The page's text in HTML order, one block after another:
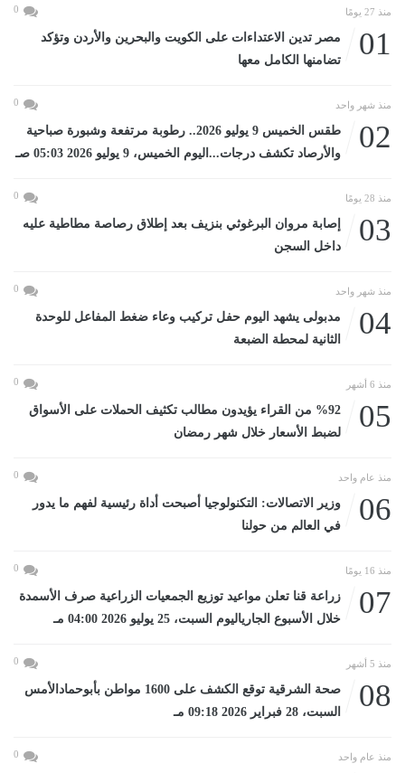
منذ 27 يومًا 0
01
مصر تدين الاعتداءات على الكويت والبحرين والأردن وتؤكد
تضامنها الكامل معها
منذ شهر واحد 0
02
طقس الخميس 9 يوليو 2026.. رطوبة مرتفعة وشبورة صباحية
والأرصاد تكشف درجات...اليوم الخميس، 9 يوليو 2026 05:03 صـ
منذ 28 يومًا 0
03
إصابة مروان البرغوثي بنزيف بعد إطلاق رصاصة مطاطية عليه
داخل السجن
منذ شهر واحد 0
04
مدبولى يشهد اليوم حفل تركيب وعاء ضغط المفاعل للوحدة
الثانية لمحطة الضبعة
منذ 6 أشهر 0
05
%92 من القراء يؤيدون مطالب تكثيف الحملات على الأسواق
لضبط الأسعار خلال شهر رمضان
منذ عام واحد 0
06
وزير الاتصالات: التكنولوجيا أصبحت أداة رئيسية لفهم ما يدور
في العالم من حولنا
منذ 16 يومًا 0
07
زراعة قنا تعلن مواعيد توزيع الجمعيات الزراعية صرف الأسمدة
خلال الأسبوع الجارياليوم السبت، 25 يوليو 2026 04:00 مـ
منذ 5 أشهر 0
08
صحة الشرقية توقع الكشف على 1600 مواطن بأبوحمادالأمس
السبت، 28 فبراير 2026 09:18 مـ
منذ عام واحد 0